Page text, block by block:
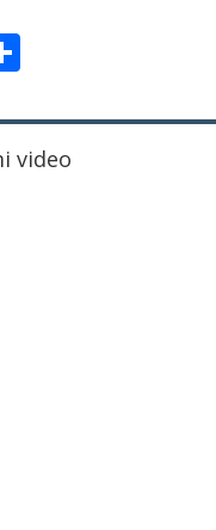
video